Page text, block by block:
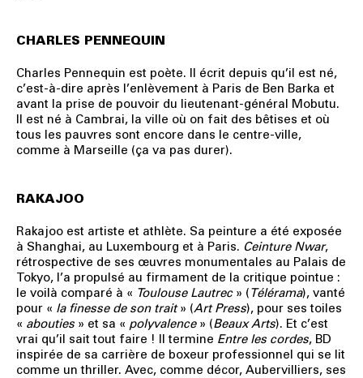
CHARLES PENNEQUIN
Charles Pennequin est poète. Il écrit depuis qu’il est né,
c’est-à-dire après l’enlèvement à Paris de Ben Barka et
avant la prise de pouvoir du lieutenant-général Mobutu.
Il est né à Cambrai, la ville où on fait des bêtises et où
tous les pauvres sont encore dans le centre-ville,
comme à Marseille (ça va pas durer).
RAKAJOO
Rakajoo est artiste et athlète. Sa peinture a été exposée
à Shanghai, au Luxembourg et à Paris. Ceinture Nwar,
rétrospective de ses œuvres monumentales au Palais de
Tokyo, l’a propulsé au firmament de la critique pointue :
le voilà comparé à « Toulouse Lautrec» (Télérama), vanté
pour « la finesse de son trait» (Art Press), pour ses toiles
« abouties » et sa « polyvalence» (Beaux Arts). Et c’est
vrai qu’il sait tout faire ! Il termine Entre les cordes, BD
inspirée de sa carrière de boxeur professionnel qui se lit
comme un thriller. Avec, comme décor, Aubervilliers, ses